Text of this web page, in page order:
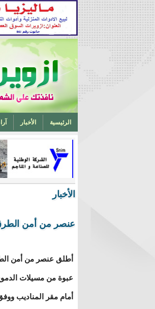
الرئيسية الأخبار
تخرج أحد ابناء ازويرات
الأخبار
عنصر من أمن
عبوة من مسيلات
أمام مقر المناديب